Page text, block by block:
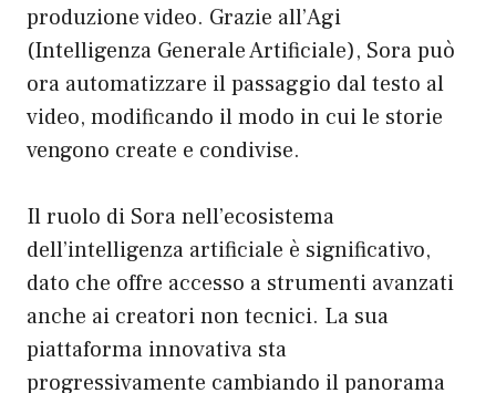
produzione video. Grazie all’Agi
(Intelligenza Generale Artificiale), Sora può
ora automatizzare il passaggio dal testo al
video, modificando il modo in cui le storie
vengono create e condivise.
Il ruolo di Sora nell’ecosistema
dell’intelligenza artificiale è significativo,
dato che offre accesso a strumenti avanzati
anche ai creatori non tecnici. La sua
piattaforma innovativa sta
progressivamente cambiando il panorama